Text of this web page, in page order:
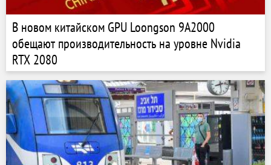
В новом китайском GPU Loongson 9A2000
обещают производительность на уровне Nvidia
RTX 2080